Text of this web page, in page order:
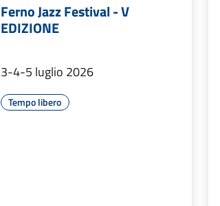
Ferno Jazz Festival - V
EDIZIONE
3-4-5 luglio 2026
Tempo libero